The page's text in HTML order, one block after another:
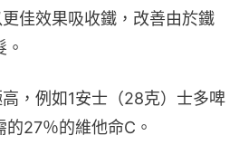
佳效果吸收鐵，改善由於鐵
，例如1安士（28克）士多啤
27％的維他命C。